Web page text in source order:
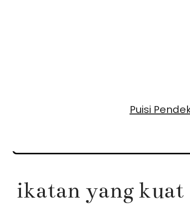
Puisi
ikatan yang kuat